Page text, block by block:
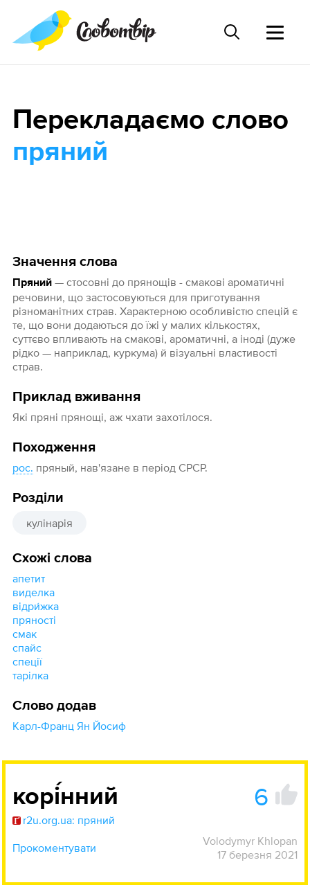
Значення слова
Пряний— стосовні до прянощів - смакові ароматичні
речовини, що застосовуються для приготування
різноманітних страв. Характерною особливістю спецій є
те, що вони додаються до їжі у малих кількостях,
суттєво впливають на смакові, ароматичні, а іноді (дуже
рідко — наприклад, куркума) й візуальні властивості
страв.
Приклад вживання
Які пряні прянощі, аж чхати захотілося.
Походження
рос. пряный, нав'язане в період СРСР.
Розділи
кулінарія
Схожі слова
апетит
виделка
відри́жка
пряності
смак
спайс
спеції
тарілка
Слово додав
Карл-Франц Ян Йосиф
Перекладаємо слово
пряний
корі́нний 6
r2u.org.ua: пряний
Прокоментувати
Volodymyr Khlopan
17 березня 2021